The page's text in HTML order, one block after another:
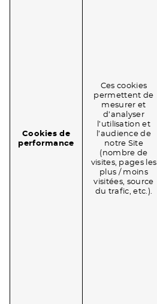
Cookies de
performance
Ces cookies
permettent de
mesurer et
d’analyser
l’utilisation et
l’audience de
notre Site
(nombre de
visites, pages les
plus / moins
visitées, source
du trafic, etc.).